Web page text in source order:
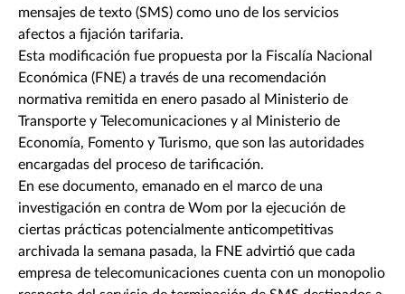
mensajes de texto (SMS) como uno de los servicios
afectos a fijación tarifaria.
Esta modificación fue propuesta por la Fiscalía Nacional
Económica (FNE) a través de una recomendación
normativa remitida en enero pasado al Ministerio de
Transporte y Telecomunicaciones y al Ministerio de
Economía, Fomento y Turismo, que son las autoridades
encargadas del proceso de tarificación.
En ese documento, emanado en el marco de una
investigación en contra de Wom por la ejecución de
ciertas prácticas potencialmente anticompetitivas
archivada la semana pasada, la FNE advirtió que cada
empresa de telecomunicaciones cuenta con un monopolio